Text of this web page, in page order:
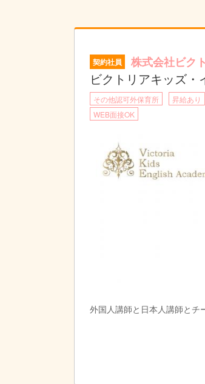
契約社員 株式会社ビク
ビクトリアキッズ・
その他認可外保育所 昇給あり
WEB面接OK
外国人講師と日本人講師とチ